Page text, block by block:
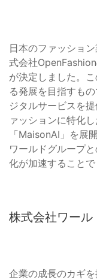
日本のファッショ
式会社
が決定しました。
る発展を目指すも
ジタルサービスを
ァッションに特化
「MaisonAI」を展
ワールドグループ
化が加速することで
株式会社ワール
企業の成長のカギを